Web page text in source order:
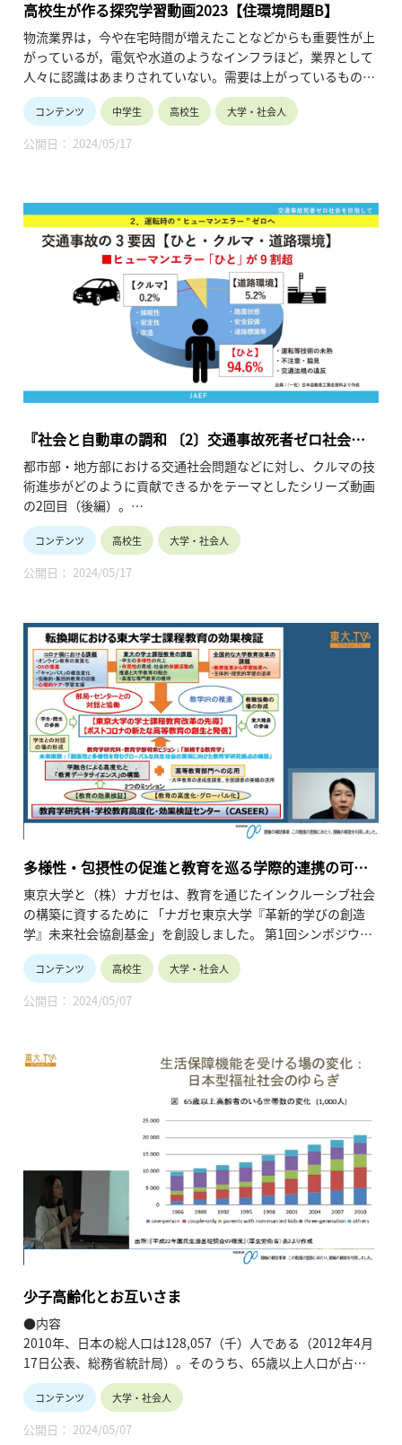
高校生が作る探究学習動画2023【住環境問題B】
物流業界は，今や在宅時間が増えたことなどからも重要性が上
がっているが，電気や水道のようなインフラほど，業界として
人々に認識はあまりされていない。需要は上がっているもの
の，ドライバーの勤務時間や働き手の減少など２０２４年問題
として近年は話題に上がっている。物流の大手企業ロジスティ
ード株式会社と連携をし，物流の２０２４年問題解決に向けて
の取り組みができないか検討した。
ックス設置を訴えかけることが重要であるという認識に至っ
た。そこで「段ボールトリビ案」というプロジェクトを考え
た。宅配に使用される段ボール箱に，物流に関する豆知識や宅
配ボックス設置を訴えるシールや印刷を施すことで，物流問題
に対する消費者の認識を高めるものである。荷物を受け取った
人の興味を引くイラストやデザイン案を考案し，物流関係の企
業７社に協力を要請し，実現に向けて活動している。
コンテンツ 中学生 高校生 大学・社会人
公開日： 2024/05/17
『社会と自動車の調和 〔2〕交通事故死者ゼロ社会を
目指して』
都市部・地方部における交通社会問題などに対し、クルマの技
術進歩がどのように貢献できるかをテーマとしたシリーズ動画
の2回目（後編）。
クルマ社会における永遠の課題ともいえる“死者数ゼロ”に向
け、交通事故の主要因である“ヒューマンエラー”を減らす先進
安全技術、そして事故発生時の救急体制・システムを取り上げ
ます。
す。（令和6年5月公開、11分32秒）
コンテンツ 高校生 大学・社会人
公開日： 2024/05/17
多様性・包摂性の促進と教育を巡る学際的連携の可能
性
東京大学と（株）ナガセは、教育を通じたインクルーシブ社会
の構築に資するために 「ナガセ東京大学『革新的学びの創造
学』未来社会協創基金」を創設しました。 第1回シンポジウム
では、革新的学びの創造学寄付講座の設立趣旨のご説明と、学
びを支える東京大学の先端研究の一端をご紹介します。
・講師名、講師所属：福留 東土、大学院教育学研究科 教授
・動画の長さ：16:55
・シリーズ名：2021年度「革新的学びの創造学寄付講座シン
ポジウム 第1回「学びを支える先端研究」」
コンテンツ 高校生 大学・社会人
公開日： 2024/05/07
少子高齢化とお互いさま
●内容
2010年、日本の総人口は128,057（千）人である（2012年4月
17日公表、総務省統計局）。そのうち、65歳以上人口が占め
る割合は23%と、4人に1人弱が高齢者である。2050年には、
一人の現役世代（15～64歳）が一人の高齢者を支える肩車型
の時代が予想されている。急速な少子高齢化を経験した日本に
とって、だれも経験したことのない超高齢社会が待っている。
コンテンツ 大学・社会人
公開日： 2024/05/07